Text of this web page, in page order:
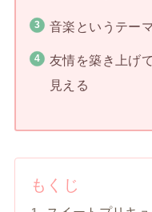
音楽というテー
友情を築き上げ
見える
もくじ